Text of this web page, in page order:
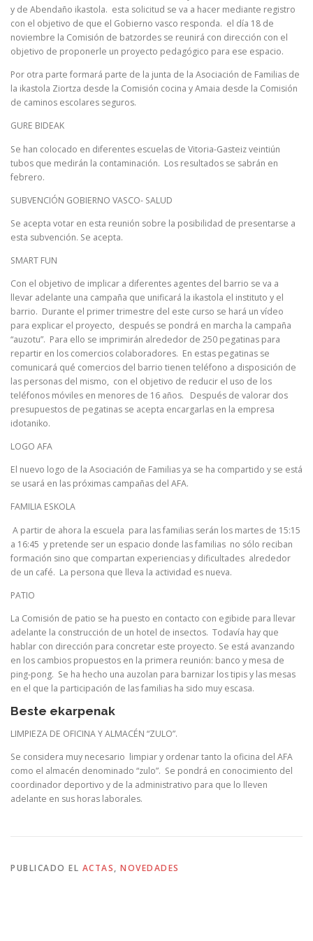
y de Abendaño ikastola. esta solicitud se va a hacer mediante registro
con el objetivo de que el Gobierno vasco responda. el día 18 de
noviembre la Comisión de batzordes se reunirá con dirección con el
objetivo de proponerle un proyecto pedagógico para ese espacio.
Por otra parte formará parte de la junta de la Asociación de Familias de
la ikastola Ziortza desde la Comisión cocina y Amaia desde la Comisión
de caminos escolares seguros.
GURE BIDEAK
Se han colocado en diferentes escuelas de Vitoria-Gasteiz veintiún
tubos que medirán la contaminación. Los resultados se sabrán en
febrero.
SUBVENCIÓN GOBIERNO VASCO- SALUD
Se acepta votar en esta reunión sobre la posibilidad de presentarse a
esta subvención. Se acepta.
SMART FUN
Con el objetivo de implicar a diferentes agentes del barrio se va a
llevar adelante una campaña que unificará la ikastola el instituto y el
barrio. Durante el primer trimestre del este curso se hará un vídeo
para explicar el proyecto, después se pondrá en marcha la campaña
“auzotu”. Para ello se imprimirán alrededor de 250 pegatinas para
repartir en los comercios colaboradores. En estas pegatinas se
comunicará qué comercios del barrio tienen teléfono a disposición de
las personas del mismo, con el objetivo de reducir el uso de los
teléfonos móviles en menores de 16 años. Después de valorar dos
presupuestos de pegatinas se acepta encargarlas en la empresa
idotaniko.
LOGO AFA
El nuevo logo de la Asociación de Familias ya se ha compartido y se está
se usará en las próximas campañas del AFA.
FAMILIA ESKOLA
A partir de ahora la escuela para las familias serán los martes de 15:15
a 16:45 y pretende ser un espacio donde las familias no sólo reciban
formación sino que compartan experiencias y dificultades alrededor
de un café. La persona que lleva la actividad es nueva.
PATIO
La Comisión de patio se ha puesto en contacto con egibide para llevar
adelante la construcción de un hotel de insectos. Todavía hay que
hablar con dirección para concretar este proyecto. Se está avanzando
en los cambios propuestos en la primera reunión: banco y mesa de
ping-pong. Se ha hecho una auzolan para barnizar los tipis y las mesas
en el que la participación de las familias ha sido muy escasa.
Beste ekarpenak
LIMPIEZA DE OFICINA Y ALMACÉN “ZULO”.
Se considera muy necesario limpiar y ordenar tanto la oficina del AFA
como el almacén denominado “zulo”. Se pondrá en conocimiento del
coordinador deportivo y de la administrativo para que lo lleven
adelante en sus horas laborales.
PUBLICADO EL ACTAS, NOVEDADES